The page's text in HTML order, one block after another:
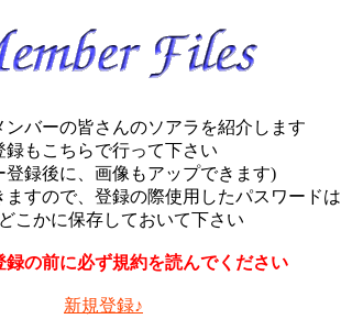
ンバーの皆さんのソアラを紹介します
録もこちらで行って下さい
登録後に、画像もアップできます)
ますので、登録の際使用したパスワードは
こかに保存しておいて下さい
録の前に必ず規約を読んでください
新規登録♪